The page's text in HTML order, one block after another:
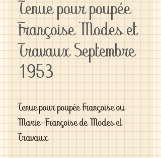
Tenue pour poupée
Françoise Modes et
Travaux Septembre
1953
Tenue pour poupée Françoise ou
Marie-Françoise de Modes et
Travaux